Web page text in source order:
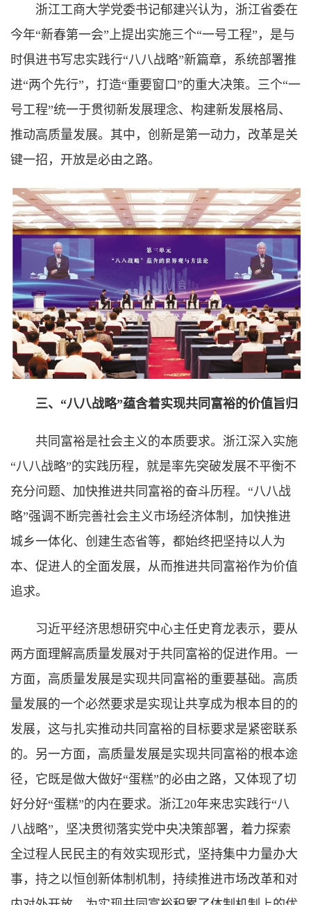
浙江工商大学党委书记郁建兴认为，浙江省委在
今年“新春第一会”上提出实施三个“一号工程”，是与
时俱进书写忠实践行“八八战略”新篇章，系统部署推
进“两个先行”，打造“重要窗口”的重大决策。三个“一
号工程”统一于贯彻新发展理念、构建新发展格局、
推动高质量发展。其中，创新是第一动力，改革是关
键一招，开放是必由之路。
三、“八八战略”蕴含着实现共同富裕的价值旨归
共同富裕是社会主义的本质要求。浙江深入实施
“八八战略”的实践历程，就是率先突破发展不平衡不
充分问题、加快推进共同富裕的奋斗历程。“八八战
略”强调不断完善社会主义市场经济体制，加快推进
城乡一体化、创建生态省等，都始终把坚持以人为
本、促进人的全面发展，从而推进共同富裕作为价值
追求。
习近平经济思想研究中心主任史育龙表示，要从
两方面理解高质量发展对于共同富裕的促进作用。一
方面，高质量发展是实现共同富裕的重要基础。高质
量发展的一个必然要求是实现让共享成为根本目的的
发展，这与扎实推动共同富裕的目标要求是紧密联系
的。另一方面，高质量发展是实现共同富裕的根本途
径，它既是做大做好“蛋糕”的必由之路，又体现了切
好分好“蛋糕”的内在要求。浙江20年来忠实践行“八
八战略”，坚决贯彻落实党中央决策部署，着力探索
全过程人民民主的有效实现形式，坚持集中力量办大
事，持之以恒创新体制机制，持续推进市场改革和对